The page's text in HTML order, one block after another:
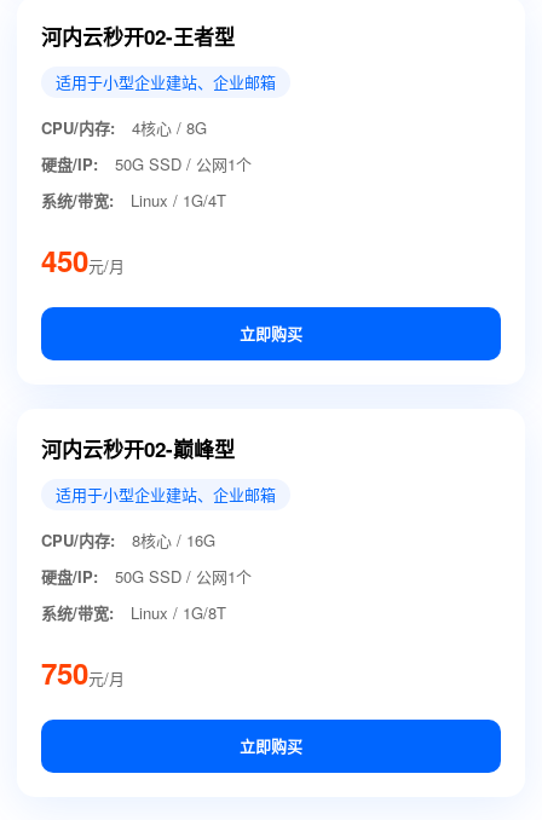
河内云秒开02-王者型
适用于小型企业建站、企业邮箱
CPU/内存:
4核心 / 8G
硬盘/IP:
50G SSD / 公网1个
系统/带宽:
Linux / 1G/4T
450元/月
立即购买
河内云秒开02-巅峰型
适用于小型企业建站、企业邮箱
CPU/内存:
8核心 / 16G
硬盘/IP:
50G SSD / 公网1个
系统/带宽:
Linux / 1G/8T
750元/月
立即购买